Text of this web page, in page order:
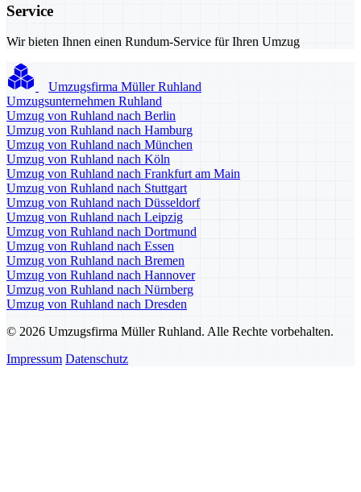
Service
Wir bieten Ihnen einen Rundum-Service für Ihren Umzug
Umzugsfirma Müller Ruhland
Umzugsunternehmen Ruhland
Umzug von Ruhland nach Berlin
Umzug von Ruhland nach Hamburg
Umzug von Ruhland nach München
Umzug von Ruhland nach Köln
Umzug von Ruhland nach Frankfurt am Main
Umzug von Ruhland nach Stuttgart
Umzug von Ruhland nach Düsseldorf
Umzug von Ruhland nach Leipzig
Umzug von Ruhland nach Dortmund
Umzug von Ruhland nach Essen
Umzug von Ruhland nach Bremen
Umzug von Ruhland nach Hannover
Umzug von Ruhland nach Nürnberg
Umzug von Ruhland nach Dresden
© 2026 Umzugsfirma Müller Ruhland. Alle Rechte vorbehalten.
Impressum Datenschutz